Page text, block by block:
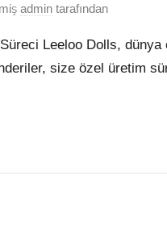
admin tarafından
Leeloo Dolls, dünya
size özel üretim